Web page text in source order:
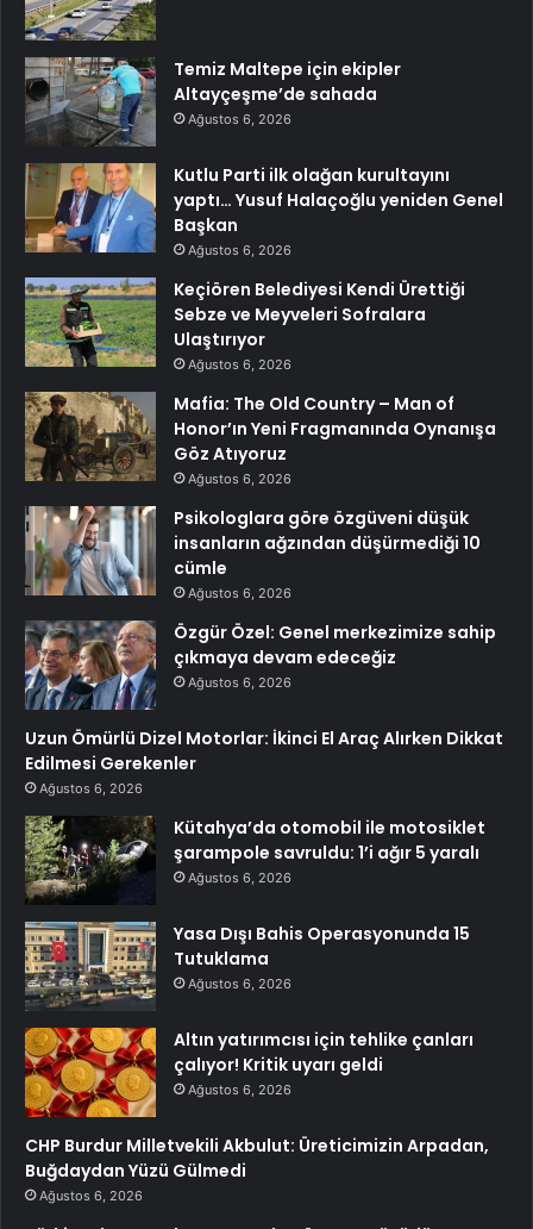
Temiz Maltepe için ekipler
Altayçeşme’de sahada
Ağustos 6, 2026
Kutlu Parti ilk olağan kurultayını
yaptı… Yusuf Halaçoğlu yeniden Genel
Başkan
Ağustos 6, 2026
Keçiören Belediyesi Kendi Ürettiği
Sebze ve Meyveleri Sofralara
Ulaştırıyor
Ağustos 6, 2026
Mafia: The Old Country – Man of
Honor’ın Yeni Fragmanında Oynanışa
Göz Atıyoruz
Ağustos 6, 2026
Psikologlara göre özgüveni düşük
insanların ağzından düşürmediği 10
cümle
Ağustos 6, 2026
Özgür Özel: Genel merkezimize sahip
çıkmaya devam edeceğiz
Ağustos 6, 2026
Uzun Ömürlü Dizel Motorlar: İkinci El Araç Alırken Dikkat
Edilmesi Gerekenler
Ağustos 6, 2026
Kütahya’da otomobil ile motosiklet
şarampole savruldu: 1’i ağır 5 yaralı
Ağustos 6, 2026
Yasa Dışı Bahis Operasyonunda 15
Tutuklama
Ağustos 6, 2026
Altın yatırımcısı için tehlike çanları
çalıyor! Kritik uyarı geldi
Ağustos 6, 2026
CHP Burdur Milletvekili Akbulut: Üreticimizin Arpadan,
Buğdaydan Yüzü Gülmedi
Ağustos 6, 2026